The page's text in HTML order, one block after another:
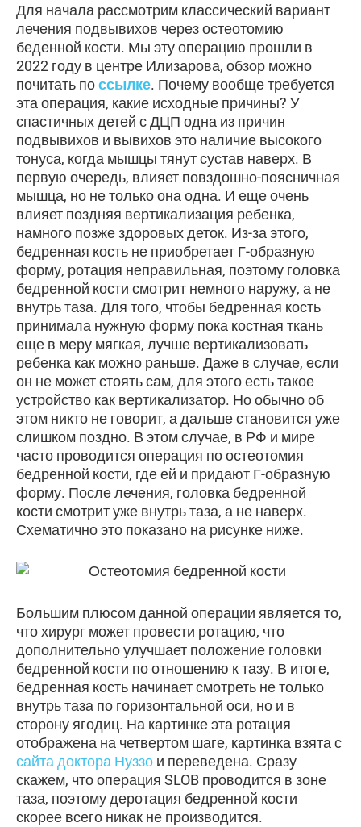
Для начала рассмотрим классический вариант
лечения подвывихов через остеотомию
беденной кости. Мы эту операцию прошли в
2022 году в центре Илизарова, обзор можно
почитать поссылке. Почему вообще требуется
эта операция, какие исходные причины? У
спастичных детей с ДЦП одна из причин
подвывихов и вывихов это наличие высокого
тонуса, когда мышцы тянут сустав наверх. В
первую очередь, влияет повздошно-поясничная
мышца, но не только она одна. И еще очень
влияет поздняя вертикализация ребенка,
намного позже здоровых деток. Из-за этого,
бедренная кость не приобретает Г-образную
форму, ротация неправильная, поэтому головка
бедренной кости смотрит немного наружу, а не
внутрь таза. Для того, чтобы бедренная кость
принимала нужную форму пока костная ткань
еще в меру мягкая, лучше вертикализовать
ребенка как можно раньше. Даже в случае, если
он не может стоять сам, для этого есть такое
устройство как вертикализатор. Но обычно об
этом никто не говорит, а дальше становится уже
слишком поздно. В этом случае, в РФ и мире
часто проводится операция по остеотомия
бедренной кости, где ей и придают Г-образную
форму. После лечения, головка бедренной
кости смотрит уже внутрь таза, а не наверх.
Схематично это показано на рисунке ниже.
Большим плюсом данной операции является то,
что хирург может провести ротацию, что
дополнительно улучшает положение головки
бедренной кости по отношению к тазу. В итоге,
бедренная кость начинает смотреть не только
внутрь таза по горизонтальной оси, но и в
сторону ягодиц. На картинке эта ротация
отображена на четвертом шаге, картинка взята с
сайта доктора Нуззо и переведена. Сразу
скажем, что операция SLOB проводится в зоне
таза, поэтому деротация бедренной кости
скорее всего никак не производится.